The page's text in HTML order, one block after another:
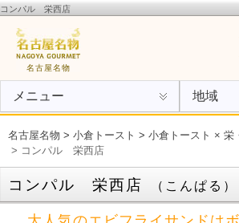
コンパル 栄西店
けスパ、小倉トースト、ういろう
名古屋名物
メニュー 地域
名古屋名物 > 小倉トースト > 小倉トースト × 栄
> コンパル 栄西店
コンパル 栄西店 （こんぱる）